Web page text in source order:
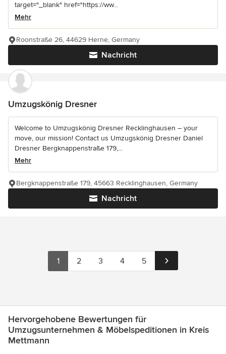
target="_blank" href="https://ww...
Mehr
Nachricht
Roonstraße 26, 44629 Herne, Germany
Umzugskönig Dresner
Welcome to Umzugskönig Dresner Recklinghausen – your
move, our mission! Contact us Umzugskönig Dresner Daniel
Dresner Bergknappenstraße 179,...
Mehr
Nachricht
Bergknappenstraße 179, 45663 Recklinghausen, Germany
1 2 3 4 5
Hervorgehobene Bewertungen für
Umzugsunternehmen & Möbelspeditionen in Kreis
Mettmann